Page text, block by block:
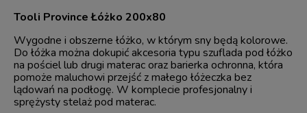
Tooli Province Łóżko 200x80
Wygodne i obszerne łóżko, w którym sny będą kolorowe.
Do łóżka można dokupić akcesoria typu szuflada pod łóżko
na pościel lub drugi materac oraz barierka ochronna, która
pomoże maluchowi przejść z małego łóżeczka bez
lądowań na podłogę. W komplecie profesjonalny i
sprężysty stelaż pod materac.